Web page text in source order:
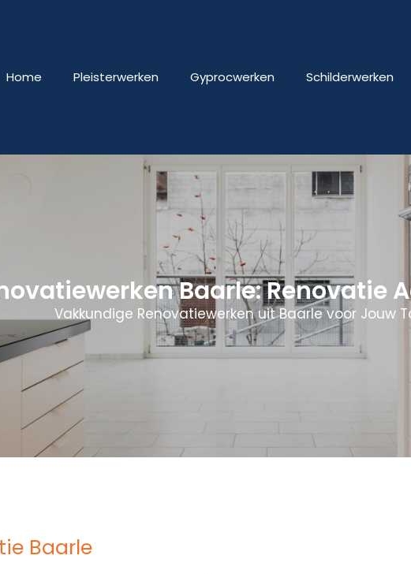
Home Pleisterwerken Gyprocwerken Schilderwerken
Baarle: Renovatie
Vakkundige Renovatiewerken uit Baarle voor Jouw
Baarle